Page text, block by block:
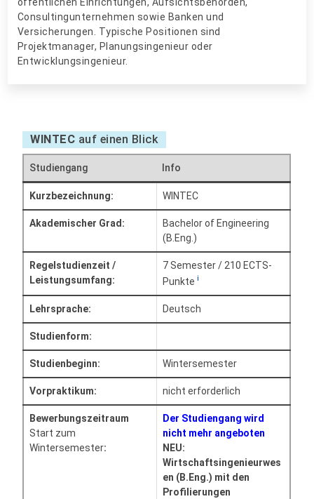
öffentlichen Einrichtungen, Aufsichtsbehörden,
Consultingunternehmen sowie Banken und
Versicherungen. Typische Positionen sind
Projektmanager, Planungsingenieur oder
Entwicklungsingenieur.
WINTEC auf einen Blick
Studiengang Info
Kurzbezeichnung: WINTEC
Akademischer Grad:
Bachelor of Engineering
(B.Eng.)
Regelstudienzeit /
Leistungsumfang:
7 Semester / 210 ECTS-
Punkte i
Lehrsprache: Deutsch
Studienform:
Studienbeginn: Wintersemester
Vorpraktikum: nicht erforderlich
Bewerbungszeitraum
Start zum
Wintersemester:
Der Studiengang wird
nicht mehr angeboten
NEU:
Wirtschaftsingenieurwes
en (B.Eng.) mit den
Profilierungen